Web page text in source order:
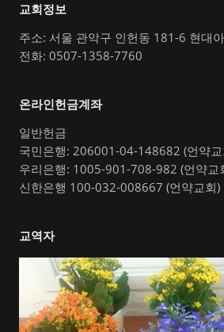
교회정보
주소: 서울 관악구 인헌동 181-6 현대
전화: 0507-1358-7760
온라인헌금계좌
일반헌금
국민은행: 206001-04-148682 (언약
우리은행: 1005-901-708-982 (언약교
신한은행 100-032-008667 (언약교회)
교역자